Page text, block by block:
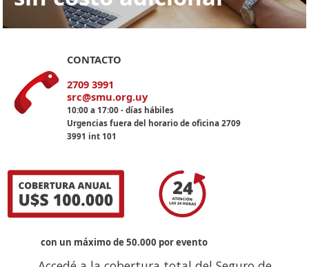
CONTACTO
2709 3991
src@smu.org.uy
10:00 a 17:00 - días hábiles
Urgencias fuera del horario de oficina 2709
3991 int 101
con un máximo de 50.000 por evento